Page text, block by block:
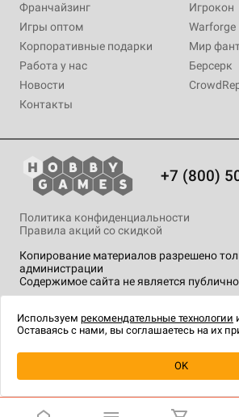
Уведомить о
Франчайзинг
Игры оптом
Корпоративные подарки
Работа у нас
Новости
Контакты
Игрокон
Warforge
Мир
Берсерк
+7 (800)
Копирование материалов разрешено
администрации
Содержимое сайта не является
Политика конфиденциальности
Правила акций со скидкой
технологии.
Используем рекомендательные технологии
Оставаясь с нами, вы соглашаетесь на их
OK